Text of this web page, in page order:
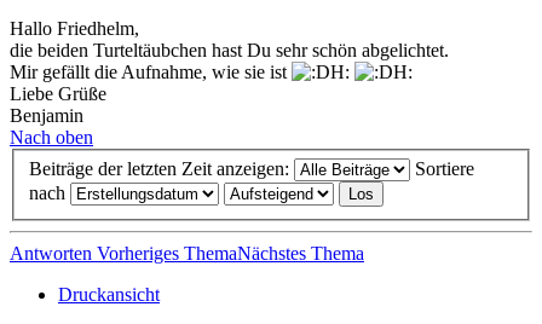
Hallo Friedhelm,
die beiden Turteltäubchen hast Du sehr schön abgelichtet.
Mir gefällt die Aufnahme, wie sie ist
Liebe Grüße
Benjamin
Nach oben
Beiträge der letzten Zeit anzeigen:
Sortiere
nach
Antworten Vorheriges ThemaNächstes Thema
Druckansicht